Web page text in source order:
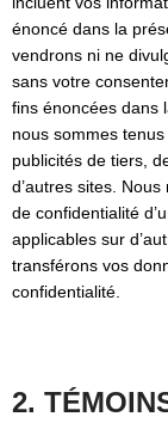
énoncé dans la
vendrons ni ne
sans votre
fins énoncées dans
nous sommes
publicités de tiers,
d’autres sites.
de confidentialité
applicables sur
transférons vos
confidentialité.
2.